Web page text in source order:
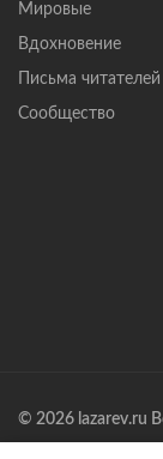
Мировые
Вдохновение
Письма читателей
Сообщество
© 2026 lazarev.ru